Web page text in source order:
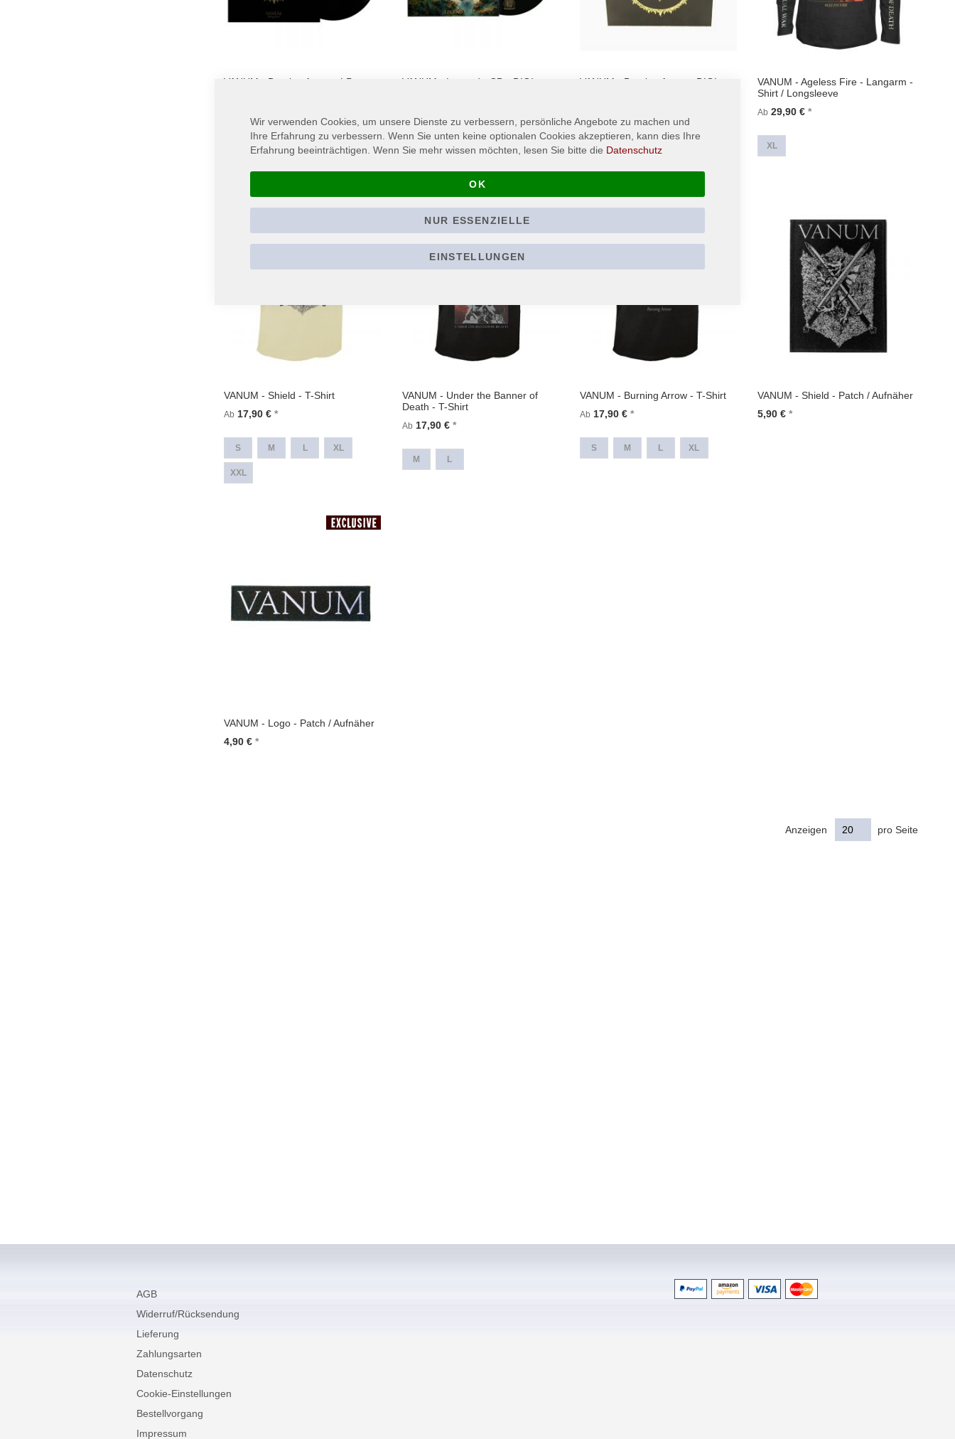
VANUM - Burning Arrow - LP -
In den Warenkorb
VANUM - Legend - CD - DIGI
In den Warenkorb
VANUM - Burning Arrow - DIGI -
In den Warenkorb
VANUM - Ageless Fire - Langarm -
Shirt / Longsleeve
Ab 29,90 €
XL
VANUM - Shield - T-Shirt
Ab 17,90 €
S M L XL
XXL
VANUM - Under the Banner of
Death - T-Shirt
Ab 17,90 €
M L
VANUM - Burning Arrow - T-Shirt
Ab 17,90 €
S M L XL
VANUM - Shield - Patch / Aufnäher
5,90 €
VANUM - Logo - Patch / Aufnäher
4,90 €
Anzeigen pro Seite
AGB
Widerruf/Rücksendung
Lieferung
Zahlungsarten
Datenschutz
Cookie-Einstellungen
Bestellvorgang
Impressum
Wir verwenden Cookies, um unsere Dienste zu verbessern, persönliche Angebote zu machen und
Ihre Erfahrung zu verbessern. Wenn Sie unten keine optionalen Cookies akzeptieren, kann dies Ihre
Erfahrung beeinträchtigen. Wenn Sie mehr wissen möchten, lesen Sie bitte die Datenschutz
OK
NUR ESSENZIELLE
EINSTELLUNGEN